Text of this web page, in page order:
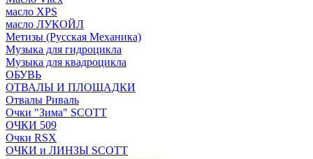
масло XPS
масло ЛУКОЙЛ
Метизы (Русская Механика)
Музыка для гидроцикла
Музыка для квадроцикла
ОБУВЬ
ОТВАЛЫ И ПЛОЩАДКИ
Отвалы Риваль
Очки "Зима" SCOTT
ОЧКИ 509
Очки RSX
ОЧКИ и ЛИНЗЫ SCOTT